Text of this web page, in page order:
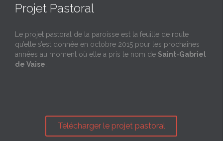
Projet Pastoral
Le projet pastoral de la paroisse est la feuille de route
qu’elle s’est donnée en octobre 2015 pour les prochaines
années au moment où elle a pris le nom de Saint-Gabriel
de Vaise
Télécharger le projet pastoral